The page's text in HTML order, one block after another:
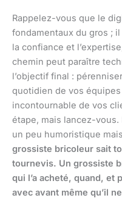
Rappelez-vous que le
fondamentaux du gros ;
la confiance et
chemin peut paraître
l’objectif final :
quotidien de vos
incontournable de vos
étape, mais lancez-
un peu humoristique
grossiste bricoleur sait
tournevis. Un grossiste
qui l’a acheté, quand,
avec avant même qu’il